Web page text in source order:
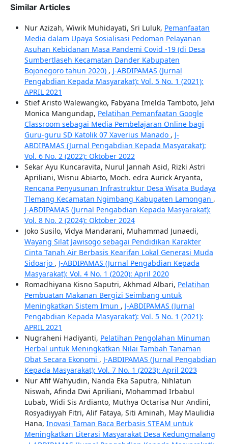
Similar Articles
Nur Azizah, Wiwik Muhidayati, Sri Luluk, Pemanfaatan
Media dalam Upaya Sosialisasi Pedoman Pelayanan
Asuhan Kebidanan Masa Pandemi Covid -19 (di Desa
Sumbertlaseh Kecamatan Dander Kabupaten
Bojonegoro tahun 2020) , J-ABDIPAMAS (Jurnal
Pengabdian Kepada Masyarakat): Vol. 5 No. 1 (2021):
APRIL 2021
Stief Aristo Walewangko, Fabyana Imelda Tamboto, Jelvi
Monica Mangundap, Pelatihan Pemanfaatan Google
Classroom sebagai Media Pembelajaran Online bagi
Guru-guru SD Katolik 07 Xaverius Manado , J-
ABDIPAMAS (Jurnal Pengabdian Kepada Masyarakat):
Vol. 6 No. 2 (2022): Oktober 2022
Sekar Ayu Kuncaravita, Nurul Jannah Asid, Rizki Astri
Apriliani, Wisnu Abiarto, Moch. edra Aurick Aryanta,
Rencana Penyusunan Infrastruktur Desa Wisata Budaya
Tlemang Kecamatan Ngimbang Kabupaten Lamongan ,
J-ABDIPAMAS (Jurnal Pengabdian Kepada Masyarakat):
Vol. 8 No. 2 (2024): Oktober 2024
Joko Susilo, Vidya Mandarani, Muhammad Junaedi,
Wayang Silat Jawisogo sebagai Pendidikan Karakter
Cinta Tanah Air Berbasis Kearifan Lokal Generasi Muda
Sidoarjo , J-ABDIPAMAS (Jurnal Pengabdian Kepada
Masyarakat): Vol. 4 No. 1 (2020): April 2020
Romadhiyana Kisno Saputri, Akhmad Albari, Pelatihan
Pembuatan Makanan Bergizi Seimbang untuk
Meningkatkan Sistem Imun , J-ABDIPAMAS (Jurnal
Pengabdian Kepada Masyarakat): Vol. 5 No. 1 (2021):
APRIL 2021
Nugraheni Hadiyanti, Pelatihan Pengolahan Minuman
Herbal untuk Meningkatkan Nilai Tambah Tanaman
Obat Secara Ekonomi , J-ABDIPAMAS (Jurnal Pengabdian
Kepada Masyarakat): Vol. 7 No. 1 (2023): April 2023
Nur Afif Wahyudin, Nanda Eka Saputra, Nihlatun
Niswah, Afinda Dwi Apriliani, Mohammad Irbabul
Lubab, Widi Sis Ardianto, Muthya Octarisa Nur Andini,
Rosyadiyyah Fitri, Alif Fataya, Siti Aminah, May Maulidia
Hana, Inovasi Taman Baca Berbasis STEAM untuk
Meningkatkan Literasi Masyarakat Desa Kedungmalang